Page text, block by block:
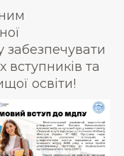
забезпечувати
вступників та
освіти!